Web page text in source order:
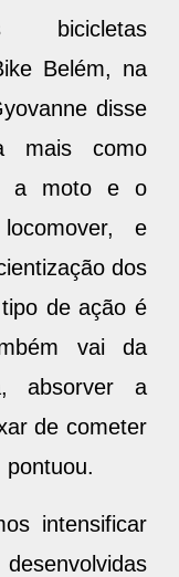
Belém, na
disse
mais como
a moto e o
e
dos
de ação é
vai da
absorver a
de cometer
intensificar
a prevenção